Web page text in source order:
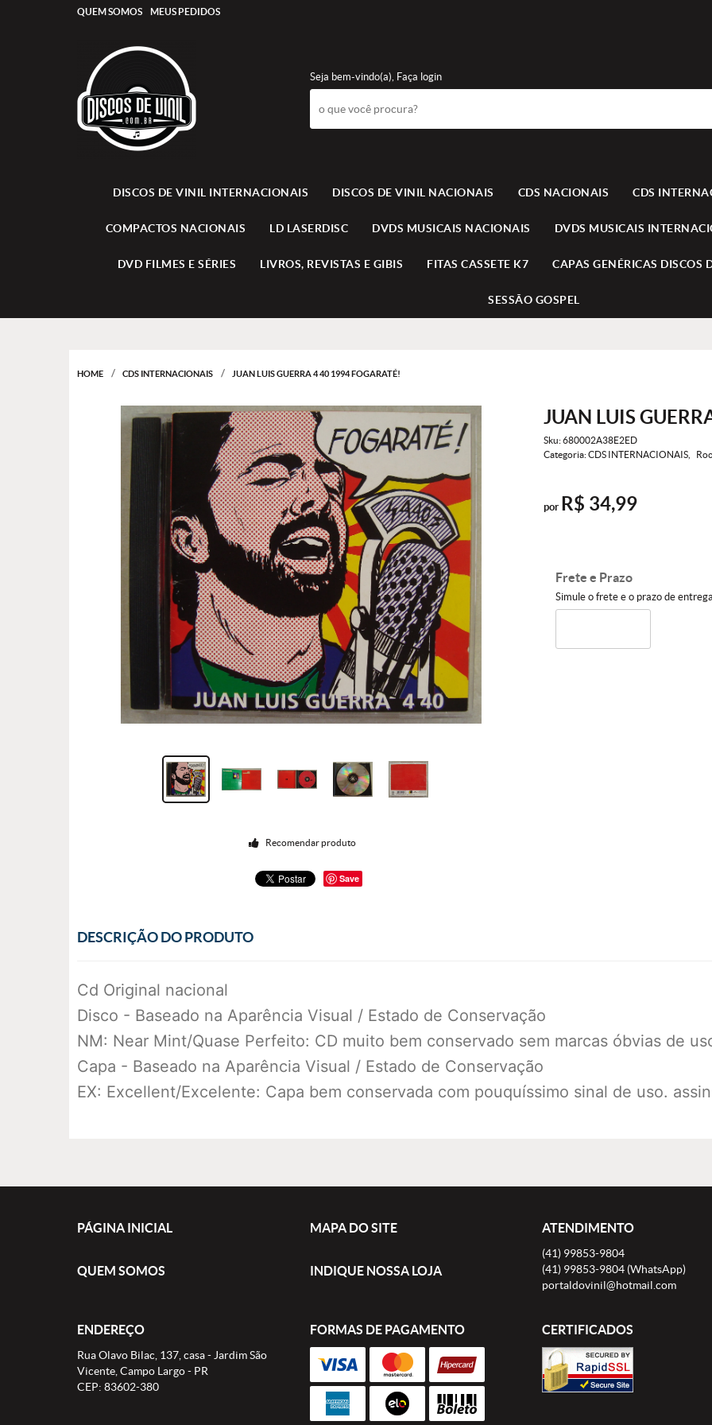
QUEM SOMOS MEUS PEDIDOS
Seja bem-vindo(a), Faça login
DISCOS DE VINIL INTERNACIONAIS DISCOS DE VINIL NACIONAIS CDS NACIONAIS CDS
COMPACTOS NACIONAIS LD LASERDISC DVDS MUSICAIS NACIONAIS DVDS MUSICAIS
DVD FILMES E SÉRIES LIVROS, REVISTAS E GIBIS FITAS CASSETE K7 CAPAS GENÉRICAS DISCOS
SESSÃO GOSPEL
HOME CDS INTERNACIONAIS JUAN LUIS GUERRA 4 40 1994 FOGARATÉ!
Recomendar produto
Save
JUAN LUIS
Sku:680002A38E2ED
Categoria:CDS INTERNACIONAIS
por R$ 34,99
Frete e Prazo
Simule o frete e o prazo de
DESCRIÇÃO DO PRODUTO
Cd Original nacional
Disco - Baseado na Aparência Visual / Estado de Conservação
NM: Near Mint/Quase Perfeito: CD muito bem conservado sem marcas óbvias de
Capa - Baseado na Aparência Visual / Estado de Conservação
EX: Excellent/Excelente: Capa bem conservada com pouquíssimo sinal de uso.
PÁGINA INICIAL MAPA DO SITE
QUEM SOMOS INDIQUE NOSSA LOJA
ATENDIMENTO
(41) 99853-9804
(41) 99853-9804 (WhatsApp)
portaldovinil@hotmail.com
ENDEREÇO
Rua Olavo Bilac, 137, casa- Jardim São
Vicente, Campo Largo- PR
CEP: 83602-380
FORMAS DE PAGAMENTO CERTIFICADOS